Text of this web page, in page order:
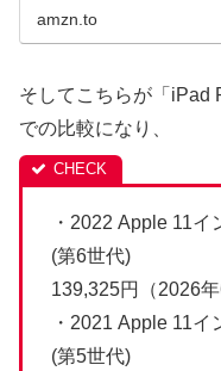
amzn.to
そしてこちらが「iPad
での比較になり、
・2022 Apple 11
(第6世代)
139,325円（2026年
・2021 Apple 11
(第5世代)